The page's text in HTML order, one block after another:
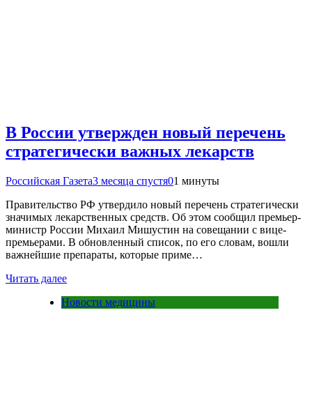
В России утвержден новый перечень
стратегически важных лекарств
Российская Газета3 месяца спустя01 минуты
Правительство РФ утвердило новый перечень стратегически
значимых лекарственных средств. Об этом сообщил премьер-
министр России Михаил Мишустин на совещании с вице-
премьерами. В обновленный список, по его словам, вошли
важнейшие препараты, которые приме…
Читать далее
Новости медицины